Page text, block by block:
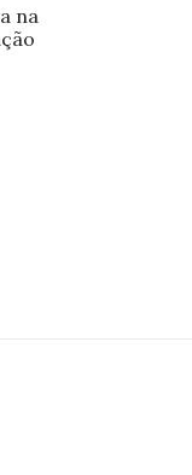
na